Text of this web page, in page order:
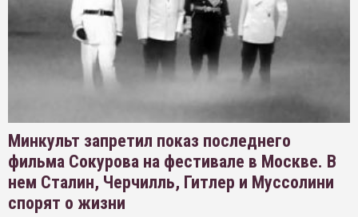
Минкульт запретил показ последнего
фильма Сокурова на фестивале в Москве. В
нем Сталин, Черчилль, Гитлер и Муссолини
спорят о жизни